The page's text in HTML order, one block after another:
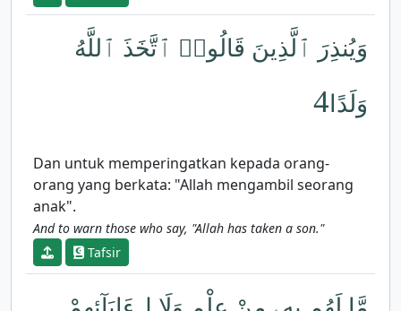
وَيُنذِرَ ٱلَّذِينَ قَالُوا۟ ٱتَّخَذَ ٱللَّهُ
وَلَدًا 4
Dan untuk memperingatkan kepada orang-
orang yang berkata: "Allah mengambil seorang
anak".
And to warn those who say, "Allah has taken a son."
Tafsir